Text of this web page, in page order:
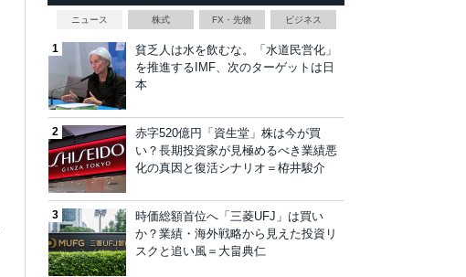
ニュース 株式 FX・先物 ビジネス
貧乏人は水を飲むな。「水道民営化」
を推進するIMF、次のターゲットは日
本
赤字520億円「資生堂」株は今が買
い？長期投資家が見極めるべき業績悪
化の真因と復活シナリオ＝栫井駿介
時価総額首位へ「三菱UFJ」は買い
か？業績・海外戦略から見えた投資リ
スクと追い風＝大畠典仁